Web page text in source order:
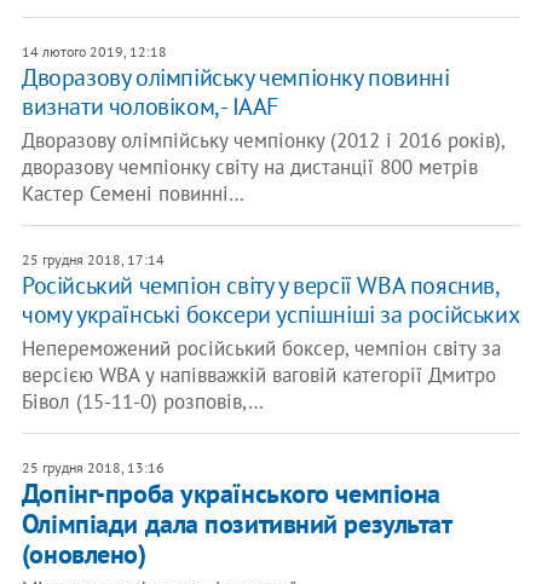
14 лютого 2019, 12:18
Дворазову олімпійську чемпіонку повинні
визнати чоловіком, - IAAF
Дворазову олімпійську чемпіонку (2012 і 2016 років),
дворазову чемпіонку світу на дистанції 800 метрів
Кастер Семені повинні…
25 грудня 2018, 17:14
Російський чемпіон світу у версії WBA пояснив,
чому українські боксери успішніші за російських
Непереможений російський боксер, чемпіон світу за
версією WBA у напівважкій ваговій категорії Дмитро
Бівол (15-11-0) розповів,…
25 грудня 2018, 13:16
Допінг-проба українського чемпіона
Олімпіади дала позитивний результат
(оновлено)